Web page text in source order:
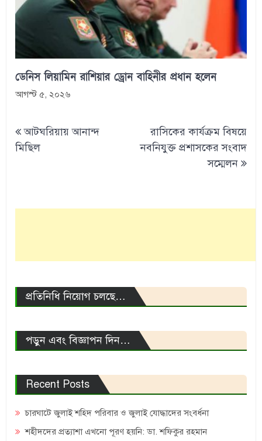
ডেনিস লিয়ামিন রাশিয়ার ড্রোন বাহিনীর প্রধান হলেন
আগস্ট ৫, ২০২৬
Post
navigation
আটঘরিয়ায় আনান্দ
মিছিল
রাসিকের কার্যক্রম বিষয়ে
নবনিযুক্ত প্রশাসকের সংবাদ
সম্মেলন
প্রতিনিধি নিয়োগ চলছে…
পড়ুন এবং বিজ্ঞাপন দিন…
Recent Posts
চারঘাটে জুলাই শহিদ পরিবার ও জুলাই যোদ্ধাদের সংবর্ধনা
শহীদদের প্রত্যাশা এখনো পূরণ হয়নি: ডা. শফিকুর রহমান